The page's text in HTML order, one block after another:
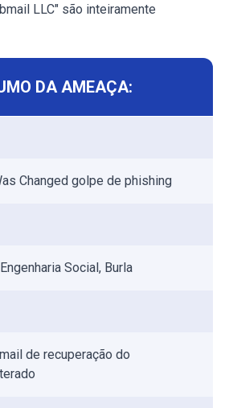
LLC" são inteiramente
DA AMEAÇA:
Changed golpe de phishing
Social, Burla
de recuperação do